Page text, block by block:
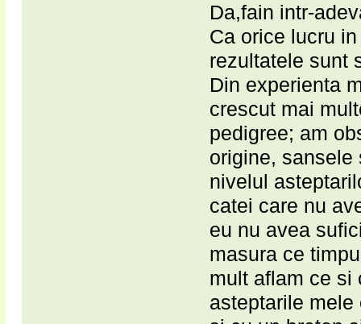
Da,fain intr-
Ca orice lucru
rezultatele sunt
Din experienta
crescut mai
pedigree; am
origine, sansele
nivelul
catei care nu
eu nu avea
masura ce
mult aflam ce si
asteptarile